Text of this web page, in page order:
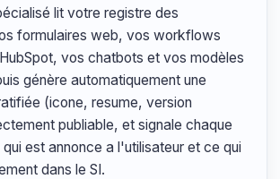
lit votre registre des
formulaires web, vos workflows
vos chatbots et vos modèles
génère automatiquement une
(icone, resume, version
publiable, et signale chaque
est annonce a l'utilisateur et ce qui
dans le SI.